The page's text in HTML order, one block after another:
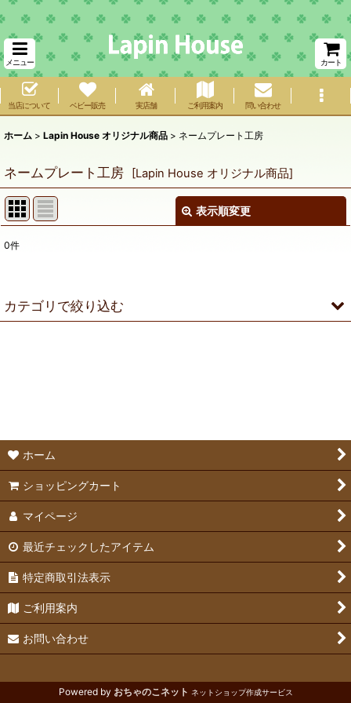
メニュー カート
当店について ベビー販売 実店舗 ご利用案内 問い合わせ
ホーム > Lapin House オリジナル商品 > ネームプレート工房
ネームプレート工房 [Lapin House オリジナル商品]
表示順変更
表示数
0件
カテゴリで絞り込む
ホーム
ショッピングカート
マイページ
最近チェックしたアイテム
特定商取引法表示
ご利用案内
お問い合わせ
Powered by おちゃのこネット ネットショップ作成サービス